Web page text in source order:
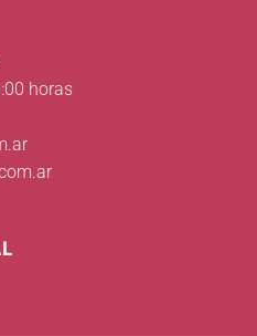
horas